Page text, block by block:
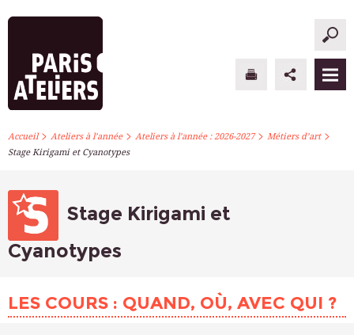
PARIS ATELIERS
ATELIERS À L’ANNÉE
STAGES PONCTUELS
S’INSCRIRE
Accueil> Ateliers à l’année> Ateliers à l’année : 2026-2027> Métiers d’art>
Stage Kirigami et Cyanotypes
Stage Kirigami et
Cyanotypes
LES COURS : QUAND, OÙ, AVEC QUI ?